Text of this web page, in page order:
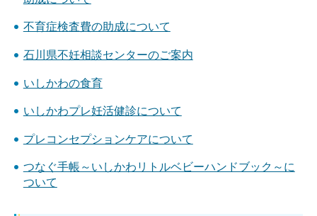
不育症検査費の助成について
石川県不妊相談センターのご案内
いしかわの食育
いしかわプレ妊活健診について
プレコンセプションケアについて
つなぐ手帳～いしかわリトルベビーハンドブック～に
ついて